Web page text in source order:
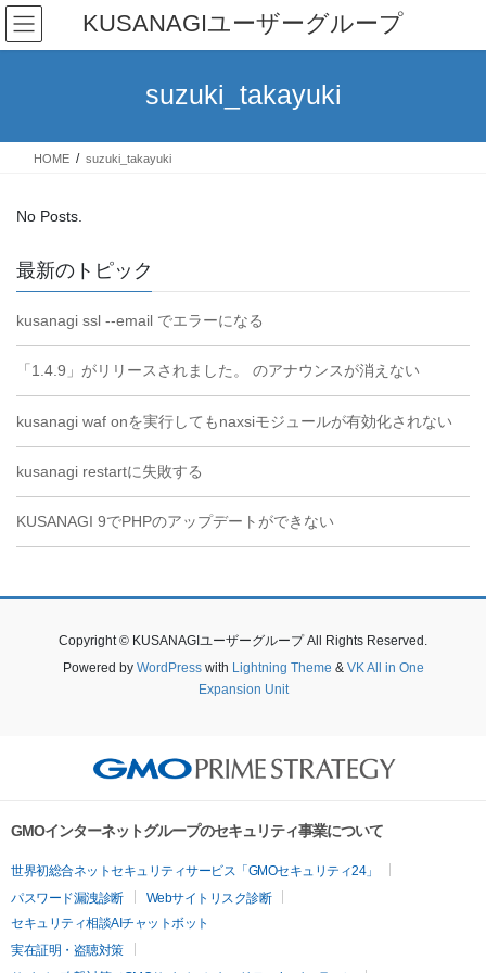
Skip
the
Skip
the
KUSANAGIユーザーグループ
suzuki_takayuki
HOME suzuki_takayuki
No Posts.
最新のトピック
kusanagi ssl --email でエラーになる
「1.4.9」がリリースされました。 のアナウンスが消えない
kusanagi waf onを実行してもnaxsiモジュールが有効化されない
kusanagi restartに失敗する
KUSANAGI 9でPHPのアップデートができない
Copyright © KUSANAGIユーザーグループ All Rights Reserved.
Powered by WordPresswith Lightning Theme & VK All in One
Expansion Unit
GMOインターネットグループのセキュリティ事業について
世界初総合ネットセキュリティサービス「GMOセキュリティ24」
パスワード漏洩診断
Webサイトリスク診断
セキュリティ相談AIチャットボット
実在証明・盗聴対策